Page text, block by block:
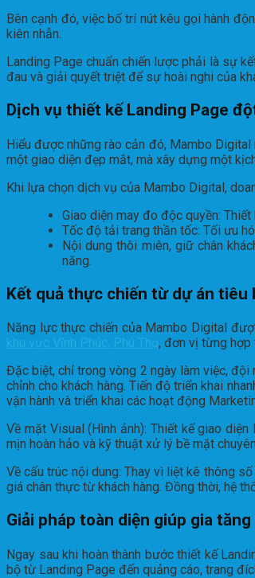
Bên cạnh đó, việc bố trí nút kêu gọi hành
kiên nhẫn.
Landing Page chuẩn chiến lược phải là sự
đau và giải quyết triệt để sự hoài nghi của
Dịch vụ thiết kế Landing Page
Hiểu được những rào cản đó, Mambo
một giao diện đẹp mắt, mà xây dựng một
Khi lựa chọn dịch vụ của Mambo Digital,
Giao diện may đo độc quyền:
Tốc độ tải trang thần tốc: Tối ưu
Nội dung thôi miên, giữ chân
năng.
Kết quả thực chiến từ dự án tiêu
Năng lực thực chiến của Mambo Digital
khu vực Vĩnh Phúc, Phú Thọ, đơn vị từng hợp
Đặc biệt, chỉ trong vòng 2 ngày làm việc, đội
chỉnh cho khách hàng. Tiến độ triển khai
vận hành và triển khai các hoạt động
Về mặt Visual (Hình ảnh): Thiết kế giao
mịn hoàn hảo và kỹ thuật xử lý bề mặt
Về cấu trúc nội dung: Thay vì liệt kê thông
giá chân thực từ khách hàng. Đồng thời, hệ
Giải pháp toàn diện giúp gia
Ngay sau khi hoàn thành bước thiết kế
bộ từ Landing Page đến quảng cáo, trang